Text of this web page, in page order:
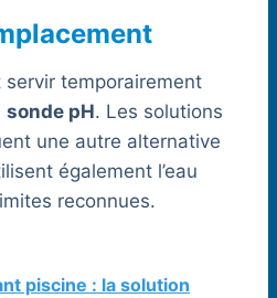
servir temporairement
sonde pH. Les solutions
une autre alternative
également l’eau
reconnues.
piscine : la solution